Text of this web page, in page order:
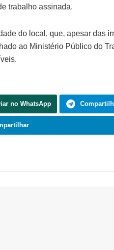
trabalho assinada.
do local, que, apesar das
ao Ministério Público do
no WhatsApp